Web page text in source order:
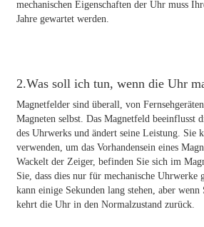
mechanischen Eigenschaften der Uhr muss
Jahre gewartet werden.
2.Was soll ich tun, wenn die Uhr
Magnetfelder sind überall, von
Magneten selbst. Das Magnetfeld beeinflusst
des Uhrwerks und ändert seine Leistung. Sie
verwenden, um das Vorhandensein eines
Wackelt der Zeiger, befinden Sie sich im
Sie, dass dies nur für mechanische Uhrwerke
kann einige Sekunden lang stehen, aber wenn
kehrt die Uhr in den Normalzustand zurück.